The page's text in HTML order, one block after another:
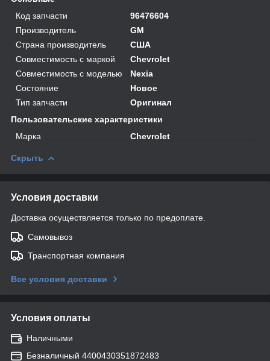
Код запчасти
96476604
Производитель
GM
Страна производитель
США
Совместимость с маркой
Chevrolet
Совместимость с моделью
Nexia
Состояние
Новое
Тип запчасти
Оригинал
Пользовательские характеристики
Марка
Chevrolet
Скрыть
Условия доставки
Доставка осуществляется только по предоплате.
Самовывоз
Транспортная компания
Все условия доставки
Условия оплаты
Наличными
Безналичный 4400430351872483